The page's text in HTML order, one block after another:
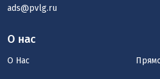
О нас
О Нас
ads@pvlg.ru